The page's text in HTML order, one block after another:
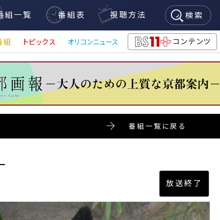
組一覧 番組表 視聴方法 検索
組 トピックス
オリコンニュース
BS11+
コンテンツ
番組一覧に戻る